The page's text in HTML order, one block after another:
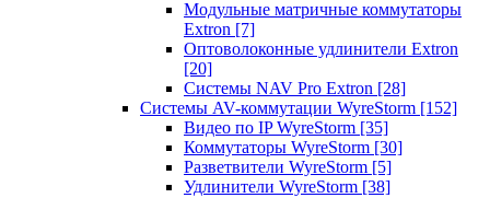
Модульные матричные коммутаторы
Extron [7]
Оптоволоконные удлинители Extron
[20]
Системы NAV Pro Extron [28]
Системы AV-коммутации WyreStorm [152]
Видео по IP WyreStorm [35]
Коммутаторы WyreStorm [30]
Разветвители WyreStorm [5]
Удлинители WyreStorm [38]